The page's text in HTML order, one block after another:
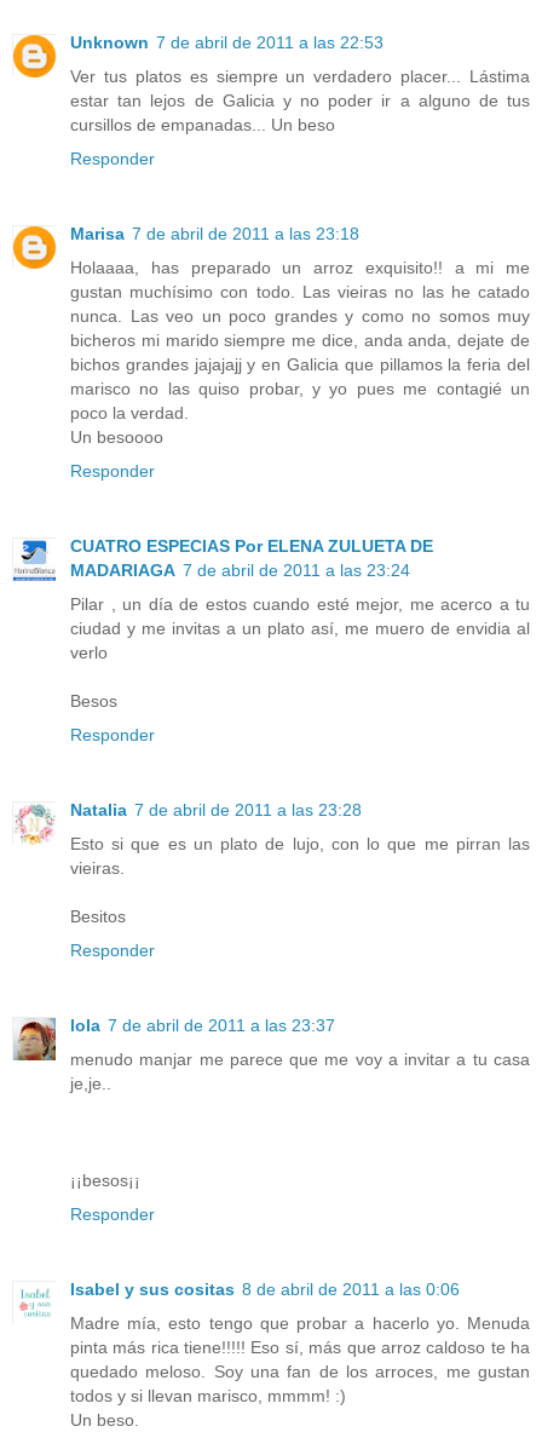
Unknown 7 de abril de 2011 a las 22:53
Ver tus platos es siempre un verdadero placer... Lástima
estar tan lejos de Galicia y no poder ir a alguno de tus
cursillos de empanadas... Un beso
Responder
Marisa 7 de abril de 2011 a las 23:18
Holaaaa, has preparado un arroz exquisito!! a mi me
gustan muchísimo con todo. Las vieiras no las he catado
nunca. Las veo un poco grandes y como no somos muy
bicheros mi marido siempre me dice, anda anda, dejate de
bichos grandes jajajajj y en Galicia que pillamos la feria del
marisco no las quiso probar, y yo pues me contagié un
poco la verdad.
Un besoooo
Responder
CUATRO ESPECIAS Por ELENA ZULUETA DE
MADARIAGA 7 de abril de 2011 a las 23:24
Pilar , un día de estos cuando esté mejor, me acerco a tu
ciudad y me invitas a un plato así, me muero de envidia al
verlo
Besos
Responder
Natalia 7 de abril de 2011 a las 23:28
Esto si que es un plato de lujo, con lo que me pirran las
vieiras.
Besitos
Responder
lola 7 de abril de 2011 a las 23:37
menudo manjar me parece que me voy a invitar a tu casa
je,je..
¡¡besos¡¡
Responder
Isabel y sus cositas 8 de abril de 2011 a las 0:06
Madre mía, esto tengo que probar a hacerlo yo. Menuda
pinta más rica tiene!!!!! Eso sí, más que arroz caldoso te ha
quedado meloso. Soy una fan de los arroces, me gustan
todos y si llevan marisco, mmmm! :)
Un beso.